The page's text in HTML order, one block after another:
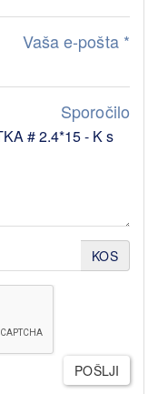
Vaša e-pošta *
Sporočilo
KOS
POŠLJI